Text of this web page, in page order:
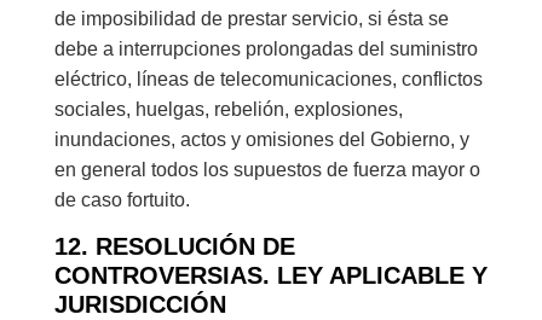
de imposibilidad de prestar servicio, si ésta se
debe a interrupciones prolongadas del suministro
eléctrico, líneas de telecomunicaciones, conflictos
sociales, huelgas, rebelión, explosiones,
inundaciones, actos y omisiones del Gobierno, y
en general todos los supuestos de fuerza mayor o
de caso fortuito.
12. RESOLUCIÓN DE
CONTROVERSIAS. LEY APLICABLE Y
JURISDICCIÓN